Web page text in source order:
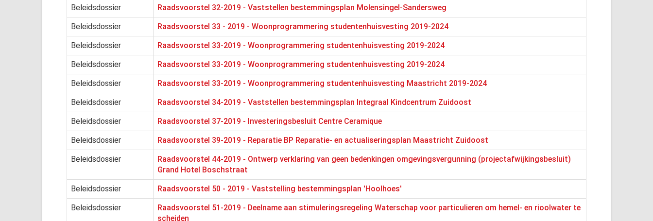
Beleidsdossier Raadsvoorstel 32-2019 - Vaststellen bestemmingsplan Molensingel-Sandersweg
Beleidsdossier Raadsvoorstel 33 - 2019 - Woonprogrammering studentenhuisvesting 2019-2024
Beleidsdossier Raadsvoorstel 33-2019 - Woonprogrammering studentenhuisvesting 2019-2024
Beleidsdossier Raadsvoorstel 33-2019 - Woonprogrammering studentenhuisvesting 2019-2024
Beleidsdossier Raadsvoorstel 33-2019 - Woonprogrammering studentenhuisvesting Maastricht 2019-2024
Beleidsdossier Raadsvoorstel 34-2019 - Vaststellen bestemmingsplan Integraal Kindcentrum Zuidoost
Beleidsdossier Raadsvoorstel 37-2019 - Investeringsbesluit Centre Ceramique
Beleidsdossier Raadsvoorstel 39-2019 - Reparatie BP Reparatie- en actualiseringsplan Maastricht Zuidoost
Beleidsdossier
Raadsvoorstel 44-2019 - Ontwerp verklaring van geen bedenkingen omgevingsvergunning (projectafwijkingsbesluit)
Grand Hotel Boschstraat
Beleidsdossier Raadsvoorstel 50 - 2019 - Vaststelling bestemmingsplan 'Hoolhoes'
Beleidsdossier
Raadsvoorstel 51-2019 - Deelname aan stimuleringsregeling Waterschap voor particulieren om hemel- en rioolwater te
scheiden